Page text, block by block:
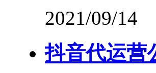
2021/09/14
抖音代运营